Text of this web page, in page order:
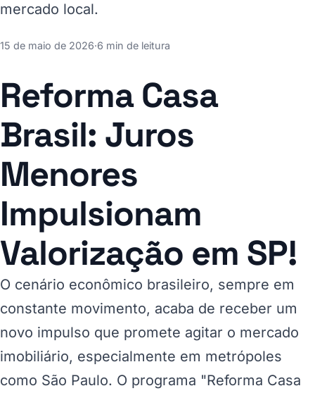
mercado local.
15 de maio de 2026·6 min de leitura
Reforma Casa
Brasil: Juros
Menores
Impulsionam
Valorização em SP!
O cenário econômico brasileiro, sempre em
constante movimento, acaba de receber um
novo impulso que promete agitar o mercado
imobiliário, especialmente em metrópoles
como São Paulo. O programa "Reforma Casa